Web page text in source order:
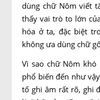
dùng chữ Nôm viết
thấy vai trò to lớn
hóa ở ta, đặc biệt
không ưa dùng chữ
Vì sao chữ Nôm
phổ biến đến như
tố ghi âm rất rõ, ghi